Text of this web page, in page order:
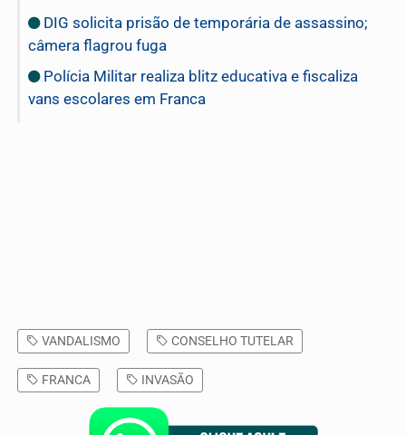
DIG solicita prisão de temporária de assassino;
câmera flagrou fuga
Polícia Militar realiza blitz educativa e fiscaliza
vans escolares em Franca
VANDALISMO CONSELHO TUTELAR
FRANCA INVASÃO